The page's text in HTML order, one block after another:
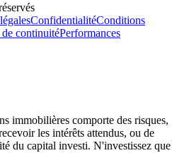
ConfidentialitéConditions
de continuitéPerformances
immobilières comporte des risques,
les intérêts attendus, ou de
du capital investi. N'investissez que